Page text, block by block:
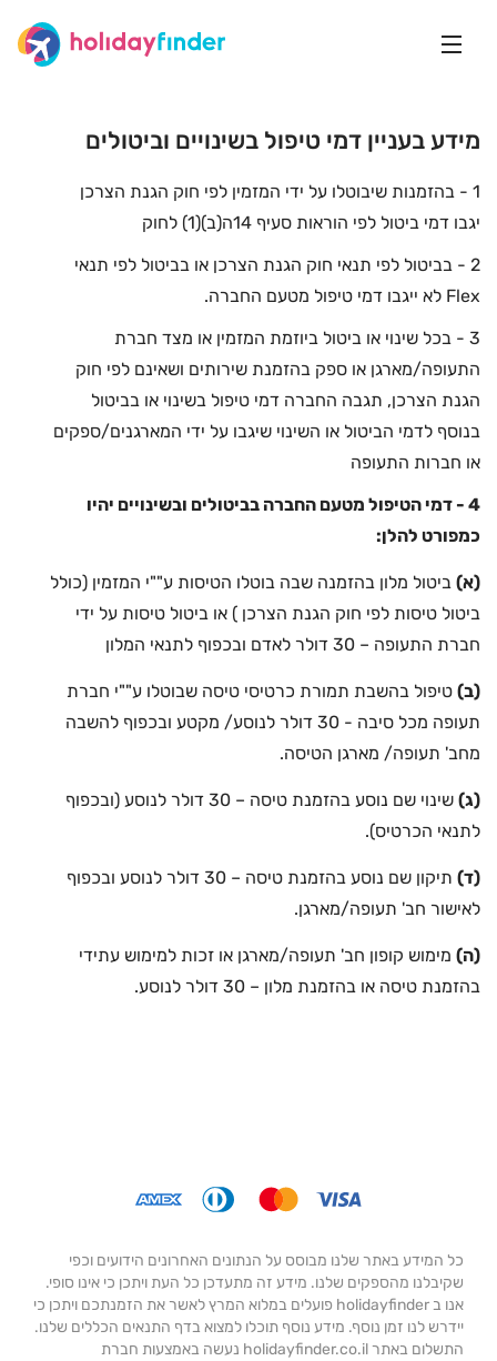
מידע בעניין דמי טיפול בשינויים וביטולים
1 - בהזמנות שיבוטלו על ידי המזמין לפי חוק הגנת הצרכן
יגבו דמי ביטול לפי הוראות סעיף 14ה(ב)(1) לחוק
2 - בביטול לפי תנאי חוק הגנת הצרכן או בביטול לפי תנאי
Flex לא ייגבו דמי טיפול מטעם החברה.
3 - בכל שינוי או ביטול ביוזמת המזמין או מצד חברת
התעופה/מארגן או ספק בהזמנת שירותים ושאינם לפי חוק
הגנת הצרכן, תגבה החברה דמי טיפול בשינוי או בביטול
בנוסף לדמי הביטול או השינוי שיגבו על ידי המארגנים/ספקים
או חברות התעופה
4 - דמי הטיפול מטעם החברה בביטולים ובשינויים יהיו
כמפורט להלן:
(א) ביטול מלון בהזמנה שבה בוטלו הטיסות ע""י המזמין (כולל
ביטול טיסות לפי חוק הגנת הצרכן ) או ביטול טיסות על ידי
חברת התעופה – 30 דולר לאדם ובכפוף לתנאי המלון
(ב) טיפול בהשבת תמורת כרטיסי טיסה שבוטלו ע""י חברת
תעופה מכל סיבה - 30 דולר לנוסע/ מקטע ובכפוף להשבה
מחב' תעופה/ מארגן הטיסה.
(ג)
שינוי שם נוסע בהזמנת טיסה – 30 דולר לנוסע (ובכפוף
לתנאי הכרטיס).
(ד)
תיקון שם נוסע בהזמנת טיסה – 30 דולר לנוסע ובכפוף
לאישור חב' תעופה/מארגן.
(ה) מימוש קופון חב' תעופה/מארגן או זכות למימוש עתידי
בהזמנת טיסה או בהזמנת מלון – 30 דולר לנוסע.
כל המידע באתר שלנו מבוסס על הנתונים האחרונים הידועים וכפי
שקיבלנו מהספקים שלנו. מידע זה מתעדכן כל העת ויתכן כי אינו סופי.
אנו ב holidayfinder פועלים במלוא המרץ לאשר את הזמנתכם ויתכן כי
יידרש לנו זמן נוסף. מידע נוסף תוכלו למצוא בדף התנאים הכללים שלנו.
התשלום באתר holidayfinder.co.il נעשה באמצעות חברת